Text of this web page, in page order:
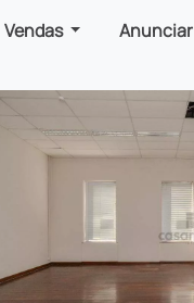
Vendas Anunciar